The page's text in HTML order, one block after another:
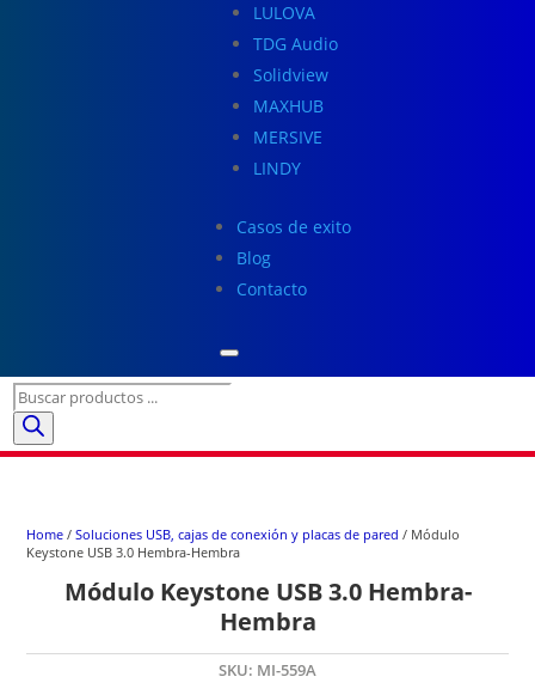
LULOVA
TDG Audio
Solidview
MAXHUB
MERSIVE
LINDY
Casos de exito
Blog
Contacto
Búsqueda
de
productos
Home /Soluciones USB, cajas de conexión y placas de pared / Módulo
Keystone USB 3.0 Hembra-Hembra
Módulo Keystone USB 3.0 Hembra-
Hembra
SKU: MI-559A